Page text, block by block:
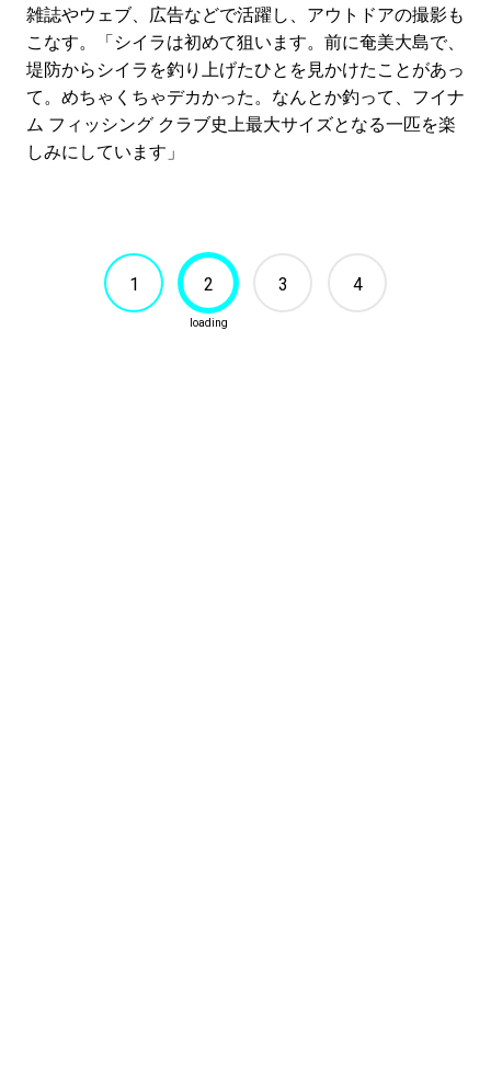
雑誌やウェブ、広告などで活躍し、アウトドアの撮影も
こなす。「シイラは初めて狙います。前に奄美大島で、
堤防からシイラを釣り上げたひとを見かけたことがあっ
て。めちゃくちゃデカかった。なんとか釣って、フイナ
ム フィッシング クラブ史上最大サイズとなる一匹を楽
しみにしています」
1 2 3 4